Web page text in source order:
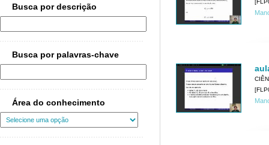
Busca por descrição
Busca por palavras-chave
Área do conhecimento